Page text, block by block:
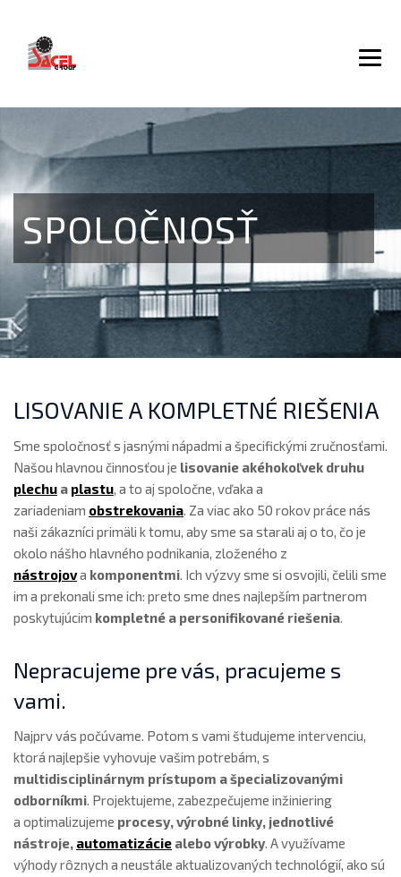
SPOLOČNOSŤ
LISOVANIE A KOMPLETNÉ RIEŠENIA
Sme spoločnosť s jasnými nápadmi a špecifickými zručnosťami.
Našou hlavnou činnosťou je lisovanie akéhokoľvek druhu
plechu a plastu, a to aj spoločne, vďaka a
zariadeniam obstrekovania. Za viac ako 50 rokov práce nás
naši zákazníci primäli k tomu, aby sme sa starali aj o to, čo je
okolo nášho hlavného podnikania, zloženého z
nástrojova komponentmi. Ich výzvy sme si osvojili, čelili sme
im a prekonali sme ich: preto sme dnes najlepším partnerom
poskytujúcim kompletné a personifikované riešenia.
Nepracujeme pre vás, pracujeme s
vami.
Najprv vás počúvame. Potom s vami študujeme intervenciu,
ktorá najlepšie vyhovuje vašim potrebám, s
multidisciplinárnym prístupom a špecializovanými
odborníkmi. Projektujeme, zabezpečujeme inžiniering
a optimalizujeme procesy, výrobné linky, jednotlivé
nástroje, automatizácie alebo výrobky. A využívame
výhody rôznych a neustále aktualizovaných technológií, ako sú